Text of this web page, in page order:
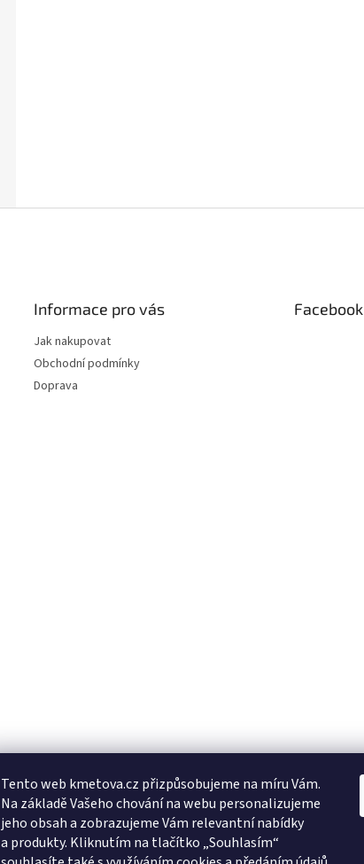
Tento web kmetova.cz přizpůsobujeme na míru Vám.
Na základě Vašeho chování na webu personalizujeme
jeho obsah a zobrazujeme Vám relevantní nabídky
a produkty. Kliknutím na tlačítko „Souhlasím“
Informace pro vás
Jak nakupovat
Obchodní podmínky
Doprava
Facebook